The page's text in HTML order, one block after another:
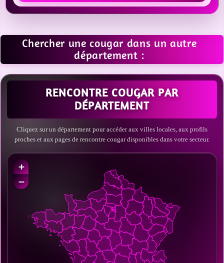
Chercher une cougar dans un autre
département :
RENCONTRE COUGAR PAR
DÉPARTEMENT
Cliquez sur un département pour accéder aux villes locales, aux profils
proches et aux pages de rencontre cougar disponibles dans votre secteur.
+
−